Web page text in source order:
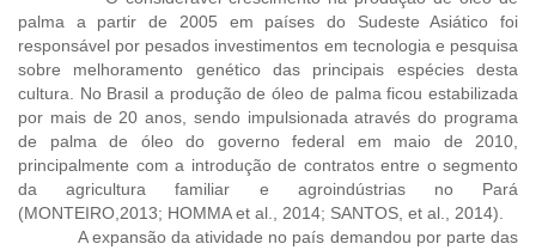
palma a partir de 2005 em países do Sudeste Asiático foi
responsável por pesados investimentos em tecnologia e pesquisa
sobre melhoramento genético das principais espécies desta
cultura. No Brasil a produção de óleo de palma ficou estabilizada
por mais de 20 anos, sendo impulsionada através do programa
de palma de óleo do governo federal em maio de 2010,
principalmente com a introdução de contratos entre o segmento
da agricultura familiar e agroindústrias no Pará
(MONTEIRO,2013; HOMMA et al., 2014; SANTOS, et al., 2014).
A expansão da atividade no país demandou por parte das